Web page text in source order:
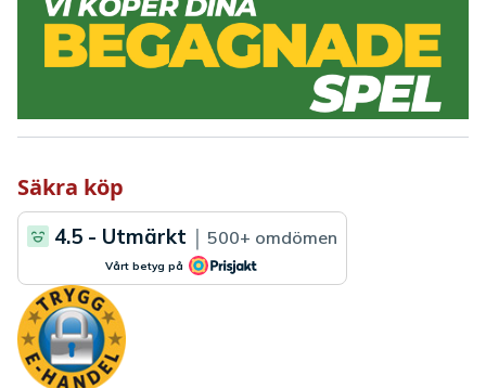
Säkra köp